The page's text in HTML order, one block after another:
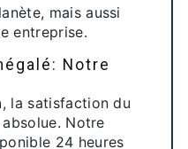
mais aussi
entreprise.
Notre
, la satisfaction du
Notre
24 heures